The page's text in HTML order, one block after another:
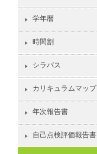
学年暦
時間割
シラバス
カリキュラムマップ
年次報告書
自己点検評価報告書